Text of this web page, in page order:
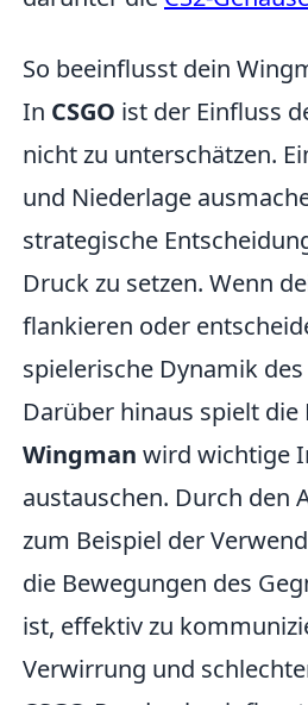
So beeinflusst dein
In CSGO ist der Einfluss
nicht zu unterschätzen.
und Niederlage
strategische
Druck zu setzen. Wenn
flankieren oder
spielerische Dynamik
Darüber hinaus spielt
Wingman wird wichtige
austauschen. Durch den
zum Beispiel der
die Bewegungen des
ist, effektiv zu
Verwirrung und